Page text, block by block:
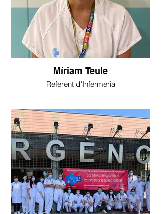
Míriam Teule
Referent d'Infermeria